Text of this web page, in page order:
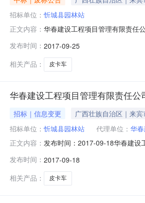
招标单位： 忻城县园林站
正文内容： 华春建设工程项目管理有限责任
0772-4280780采购单位忻城县
发布时间： 2017-09-25
相关产品：
皮卡车
华春建设工程项目管理有限责任
招标｜信息变更 广西壮族自治区｜来
招标单位： 忻城县园林站 代理单位： 华
正文内容： 发布时间：2017-09-18华春建设
判文件。二、首次公告媒体及日
发布时间： 2017-09-18
相关产品：
皮卡车